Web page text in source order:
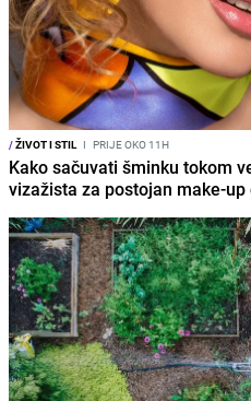
/ŽIVOT I STIL I PRIJE OKO 11H
Kako sačuvati šminku tokom
vizažista za postojan make-up